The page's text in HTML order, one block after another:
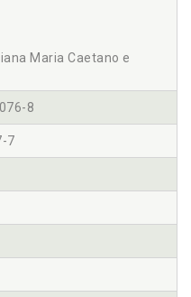
Maria Caetano e
8
7